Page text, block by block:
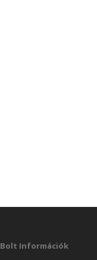
Bolt Információk